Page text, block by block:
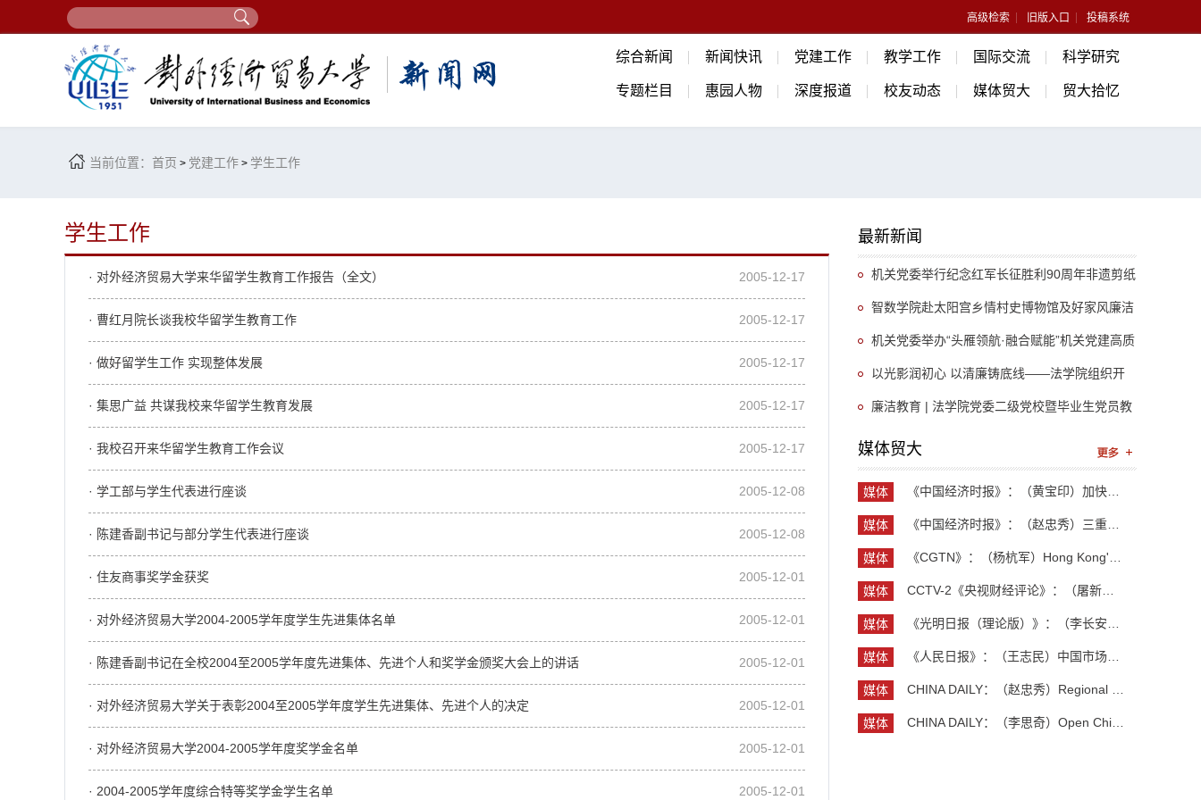
高级检索 旧版入口 投稿系统
综合新闻 新闻快讯 党建工作 教学工作 国际交流 科学研究
专题栏目 惠园人物 深度报道 校友动态 媒体贸大 贸大拾忆
当前位置： 首页 > 党建工作 > 学生工作
学生工作
2005-12-17
· 对外经济贸易大学来华留学生教育工作报告（全文）
2005-12-17
· 曹红月院长谈我校华留学生教育工作
2005-12-17
· 做好留学生工作 实现整体发展
2005-12-17
· 集思广益 共谋我校来华留学生教育发展
2005-12-17
· 我校召开来华留学生教育工作会议
2005-12-08
· 学工部与学生代表进行座谈
2005-12-08
· 陈建香副书记与部分学生代表进行座谈
2005-12-01
· 住友商事奖学金获奖
2005-12-01
· 对外经济贸易大学2004-2005学年度学生先进集体名单
2005-12-01
· 陈建香副书记在全校2004至2005学年度先进集体、先进个人和奖学金颁奖大会上的讲话
2005-12-01
· 对外经济贸易大学关于表彰2004至2005学年度学生先进集体、先进个人的决定
2005-12-01
· 对外经济贸易大学2004-2005学年度奖学金名单
2005-12-01
· 2004-2005学年度综合特等奖学金学生名单
最新新闻
机关党委举行纪念红军长征胜利90周年非遗剪纸
沉浸式主题党日活动
智数学院赴太阳宫乡情村史博物馆及好家风廉洁
文化园开展廉洁教育活动
机关党委举办“头雁领航·融合赋能”机关党建高质
量发展论坛
以光影润初心 以清廉铸底线——法学院组织开
展廉洁文化教育学习活动
廉洁教育 | 法学院党委二级党校暨毕业生党员教
育顺利举行
媒体贸大
媒体
媒体
媒体
媒体
媒体
媒体
媒体
媒体